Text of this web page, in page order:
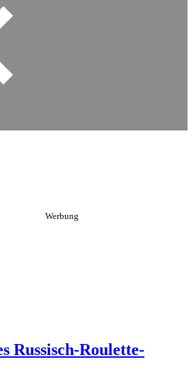
Russisch-Roulette-